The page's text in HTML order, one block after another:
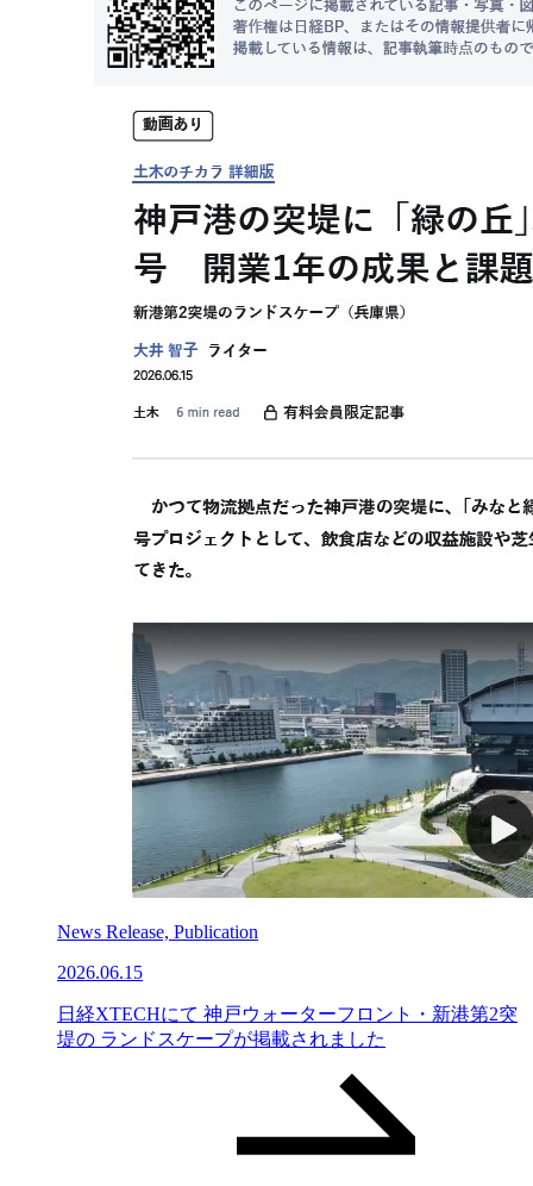
News Release, Publication
2026.06.15
日経XTECHにて 神戸ウォーターフロント・新港第2突
堤の ランドスケープが掲載されました